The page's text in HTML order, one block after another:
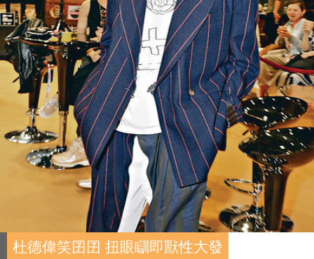
杜德偉笑囝囝 扭眼瞓即獸性大發